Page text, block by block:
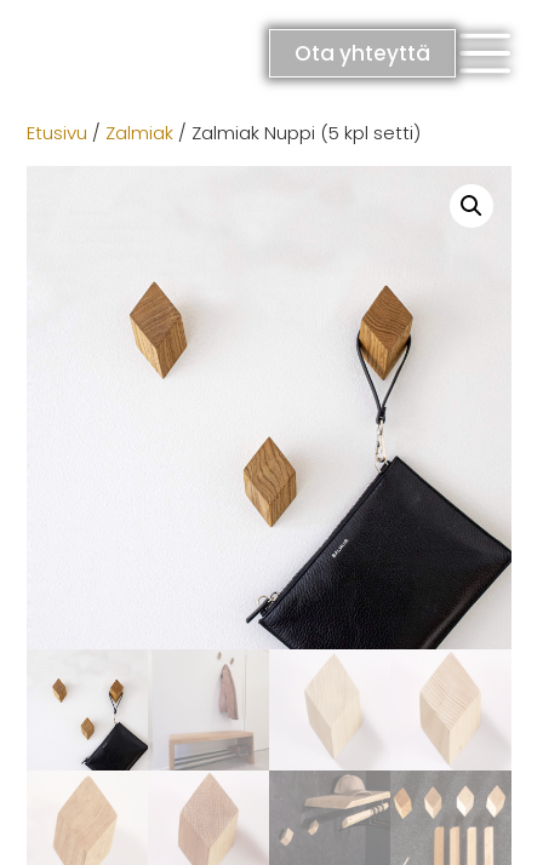
Ota yhteyttä
RATKAISUT
Kylpyhuoneet
Kodinhoitohuoneet
Makuuhuoneet
INSPIRAATIO
Galleria
Asiakaskokemuksia
ARKKIkauppa
0,00
PALVELUT
Suunnittelijoille
Projektimyynti
Etusivu / Zalmiak / Zalmiak Nuppi (5 kpl setti)